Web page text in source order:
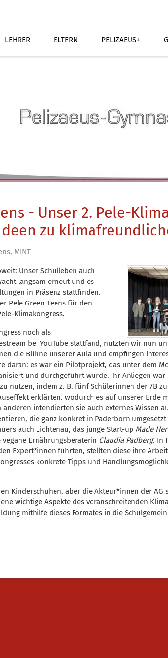
LEHRER ELTERN PELIZAEUS+
- Unser 2. Pele-
zu
MINT
Unser Schulleben auch
langsam erneut und es
in Präsenz stattfinden.
Pele Green Teens für den
Klimakongress.
noch als
bei YouTube stattfand, nutzten wir nun
die Bühne unserer Aula und empfingen
daran: es war ein Pilotprojekt, das unter dem
und durchgeführt wurde. Ihr Anliegen war
nutzen, indem z. B. fünf Schülerinnen der 7B
erklärten, wodurch es auf unserer Erde
intendierten sie auch externes Wissen
die ganz konkret in Paderborn
auch Lichtenau, das junge Start-up Made
vegane Ernährungsberaterin Claudia Padberg. In
Expert*innen führten, stellten diese ihre
konkrete Tipps und
Kinderschuhen, aber die Akteur*innen der AG
wichtige Aspekte des voranschreitenden
mithilfe dieses Formates in die